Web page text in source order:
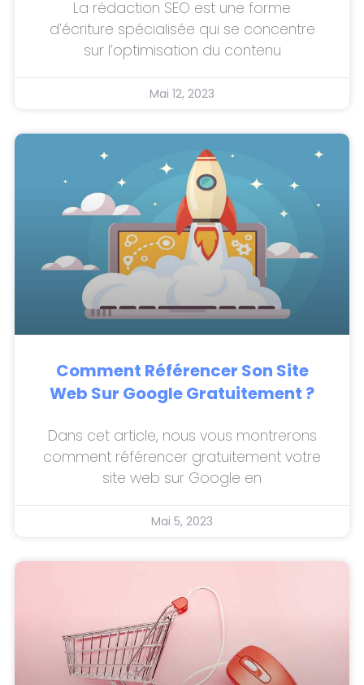
La rédaction SEO est une forme
d’écriture spécialisée qui se concentre
sur l’optimisation du contenu
Mai 12, 2023
Comment Référencer Son Site
Web Sur Google Gratuitement ?
Dans cet article, nous vous montrerons
comment référencer gratuitement votre
site web sur Google en
Mai 5, 2023